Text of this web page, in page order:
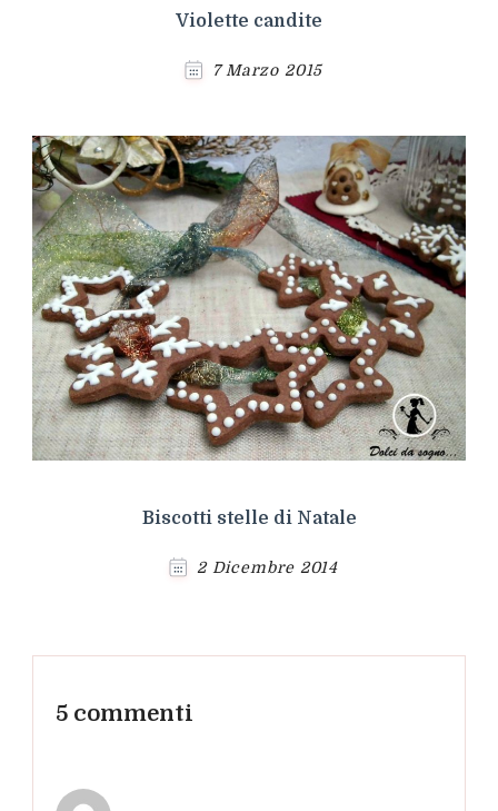
Violette candite
7 Marzo 2015
Biscotti stelle di Natale
2 Dicembre 2014
5 commenti